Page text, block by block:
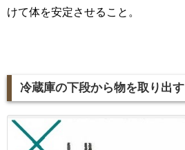
けて体を安定させること。
冷蔵庫の下段から物を取り出す